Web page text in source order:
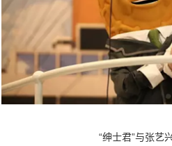
“绅士君”与张艺